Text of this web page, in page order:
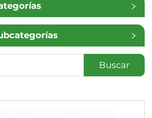
Buscar